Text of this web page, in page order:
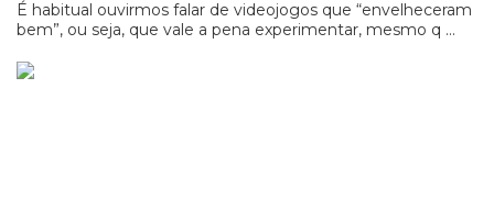
É habitual ouvirmos falar de videojogos que “envelheceram
bem”, ou seja, que vale a pena experimentar, mesmo q ...